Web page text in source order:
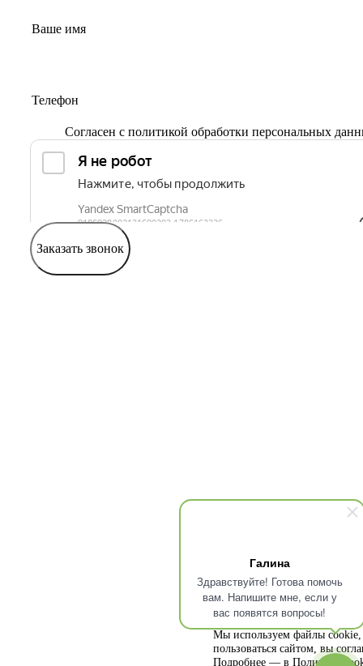
Галина
Здравствуйте! Готова помочь
вам. Напишите мне, если у
вас появятся вопросы!
Мы используем файлы cookie,
пользоваться сайтом, вы
Подробнее — в Политике
Согласен с политикой обработки персональных
Заказать звонок